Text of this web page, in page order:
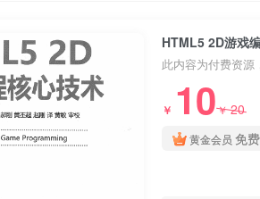
HTML5 2D游戏
此内容为付费资源
￥ 10￥20
黄金会员 免费